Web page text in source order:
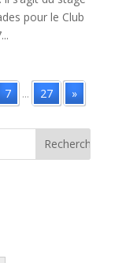
pour le Club
7 ... 27 »